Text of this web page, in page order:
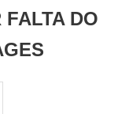
FALTA DO